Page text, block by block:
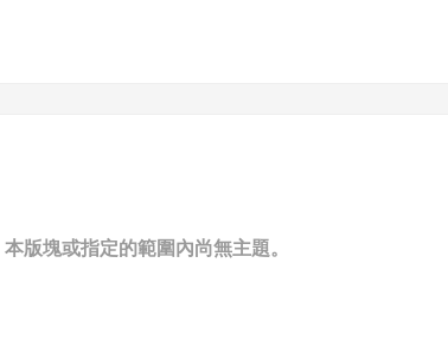
本版塊或指定的範圍內尚無主題。